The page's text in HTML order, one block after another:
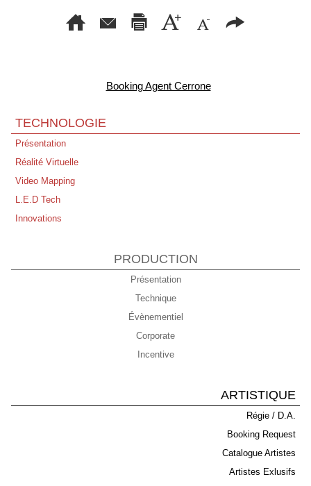
Booking Agent Cerrone
TECHNOLOGIE
Présentation
Réalité Virtuelle
Video Mapping
L.E.D Tech
Innovations
PRODUCTION
Présentation
Technique
Évènementiel
Corporate
Incentive
ARTISTIQUE
Régie / D.A.
Booking Request
Catalogue Artistes
Artistes Exlusifs